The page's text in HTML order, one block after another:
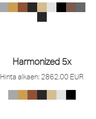
Harmonized 5x
Hinta alkaen: 2862,00 EUR